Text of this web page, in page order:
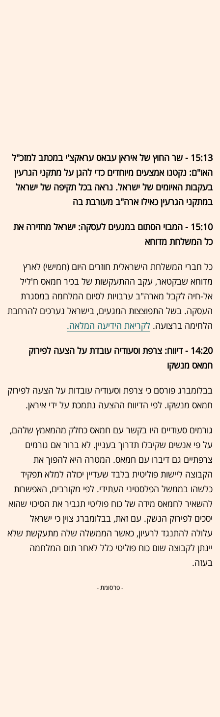
15:13 - שר החוץ של איראן עבאס עראקצ'י במכתב למזכ"ל
האו"ם: נקטנו אמצעים מיוחדים כדי להגן על מתקני הגרעין
בעקבות האיומים של ישראל. נראה בכל תקיפה של ישראל
במתקני הגרעין כאילו ארה"ב מעורבת בה
15:10 - המבוי הסתום במגעים לעסקה: ישראל מחזירה את
כל המשלחת מדוחא
כל חברי המשלחת הישראלית חוזרים היום (חמישי) לארץ
מדוחא שבקטאר, עקב ההתעקשות של בכיר חמאס ח'ליל
אל-חיה לקבל מארה"ב ערבויות לסיום המלחמה במסגרת
העסקה. בשל התפוצצות המגעים, בישראל נערכים להרחבת
הלחימה ברצועה. לקריאת הידיעה המלאה.
14:20 - דיווח: צרפת וסעודיה עובדת על הצעה לפירוק
חמאס מנשקו
בבלומברג פורסם כי צרפת וסעודיה עובדות על הצעה לפירוק
חמאס מנשקו. לפי הדיווח ההצעה נתמכת על ידי איראן.
גורמים סעודיים היו בקשר עם חמאס כחלק מהמאמץ שלהם,
על פי אנשים שקיבלו תדרוך בעניין. לא ברור אם גורמים
צרפתיים גם דיברו עם חמאס. המטרה היא להפוך את
הקבוצה ליישות פוליטית בלבד שעדיין יכולה למלא תפקיד
כלשהו בממשל הפלסטיני העתידי. לפי מקורבים, האפשרות
להשאיר לחמאס מידה של כוח פוליטי תגביר את הסיכוי שהוא
יסכים לפירוק הנשק. עם זאת, בבלומברג צוין כי ישראל
עלולה להתנגד לרעיון, כאשר הממשלה שלה מתעקשת שלא
יינתן לקבוצה שום כוח פוליטי כלל לאחר תום המלחמה
בעזה.
- פרסומת -